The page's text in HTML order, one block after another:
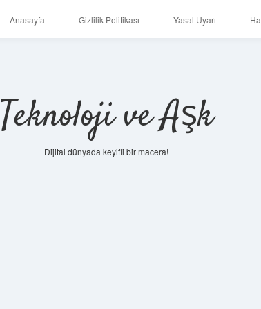
Anasayfa Gizlilik Politikası Yasal Uyarı
Teknoloji ve Aşk
Dijital dünyada keyifli bir macera!